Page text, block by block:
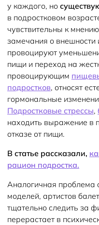
у каждого, но
в подростковом
чувствительны к
замечания о внешности
провоцируют
пищи и переход на
провоцирующим
подростков, относят
гормональные
Подростковые стрессы,
находить выражение в
отказе от пищи.
В статье рассказали,
рацион подростка.
Аналогичная проблема
моделей, артистов
тщательно следить за
перерастает в